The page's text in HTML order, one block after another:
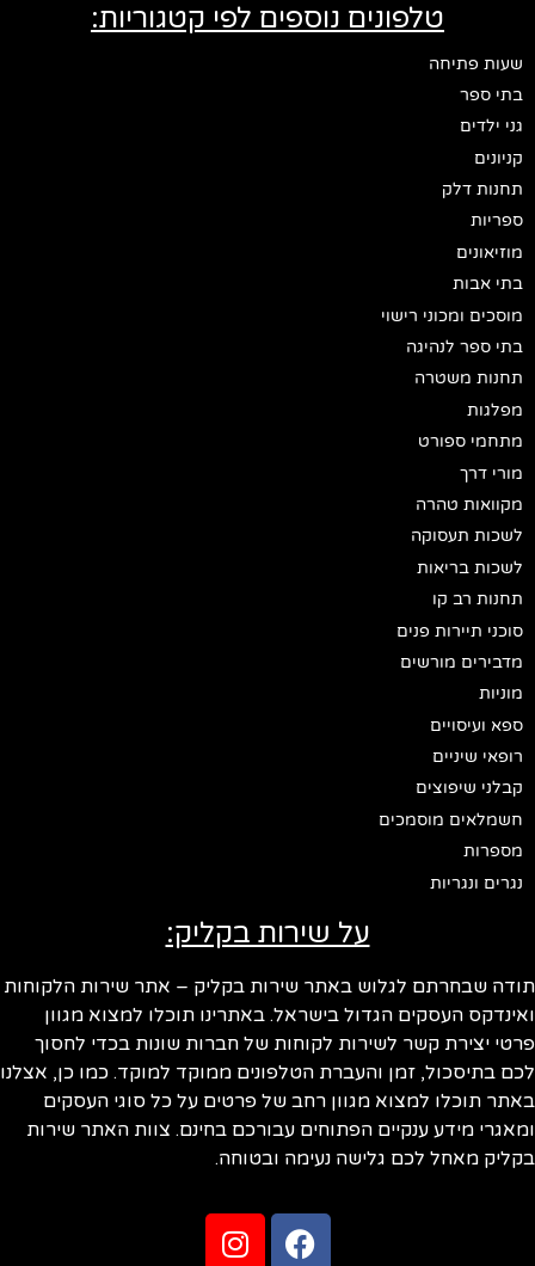
טלפונים נוספים לפי קטגוריות:
שעות פתיחה
בתי ספר
גני ילדים
קניונים
תחנות דלק
ספריות
מוזיאונים
בתי אבות
מוסכים ומכוני רישוי
בתי ספר לנהיגה
תחנות משטרה
מפלגות
מתחמי ספורט
מורי דרך
מקוואות טהרה
לשכות תעסוקה
לשכות בריאות
תחנות רב קו
סוכני תיירות פנים
מדבירים מורשים
מוניות
ספא ועיסויים
רופאי שיניים
קבלני שיפוצים
חשמלאים מוסמכים
מספרות
נגרים ונגריות
על שירות בקליק:
תודה שבחרתם לגלוש באתר שירות בקליק – אתר שירות הלקוחות
ואינדקס העסקים הגדול בישראל. באתרינו תוכלו למצוא מגוון
פרטי יצירת קשר לשירות לקוחות של חברות שונות בכדי לחסוך
לכם בתיסכול, זמן והעברת הטלפונים ממוקד למוקד. כמו כן, אצלנו
באתר תוכלו למצוא מגוון רחב של פרטים על כל סוגי העסקים
ומאגרי מידע ענקיים הפתוחים עבורכם בחינם. צוות האתר שירות
בקליק מאחל לכם גלישה נעימה ובטוחה.